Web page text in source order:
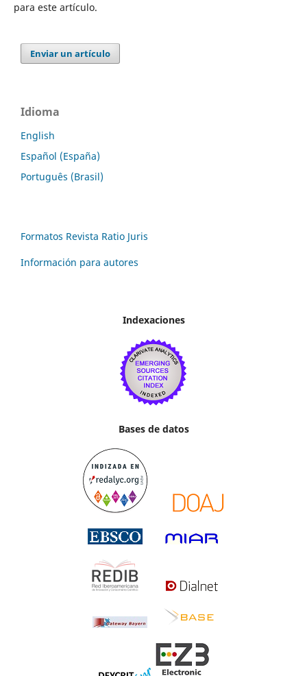
para este artículo.
Enviar un artículo
Idioma
English
Español (España)
Português (Brasil)
Formatos Revista Ratio Juris
Información para autores
Indexaciones
Bases de datos